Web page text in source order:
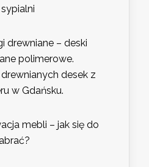
drewniane – deski
polimerowe.
desek z
w Gdańsku.
mebli – jak się do